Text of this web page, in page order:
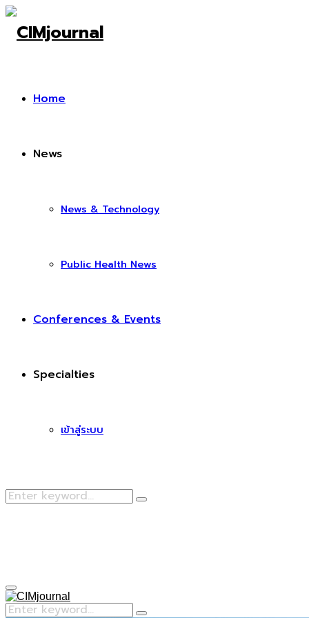
Home
News
News & Technology
Public Health News
Conferences & Events
Specialties
เข้าสู่ระบบ
Search
Search
Primary
Menu
Search